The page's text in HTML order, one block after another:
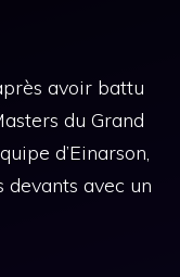
avoir battu
du Grand
d’Einarson,
devants avec un